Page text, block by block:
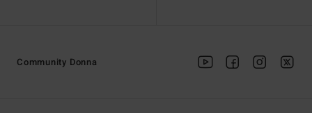
Community Donna